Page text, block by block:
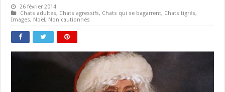
26 février 2014
Chats adultes, Chats agressifs, Chats qui se bagarrent, Chats tigrés,
Images, Noël, Non cautionnés